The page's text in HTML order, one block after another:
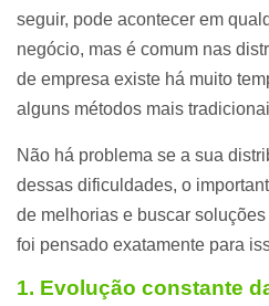
seguir, pode acontecer em
negócio, mas é comum nas
de empresa existe há muito
alguns métodos mais
Não há problema se a sua
dessas dificuldades, o
de melhorias e buscar
foi pensado exatamente para
1. Evolução constante